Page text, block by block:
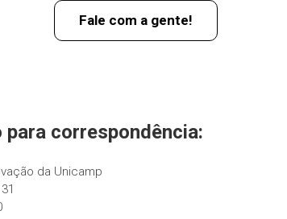
Fale com a gente!
para correspondência:
da Unicamp